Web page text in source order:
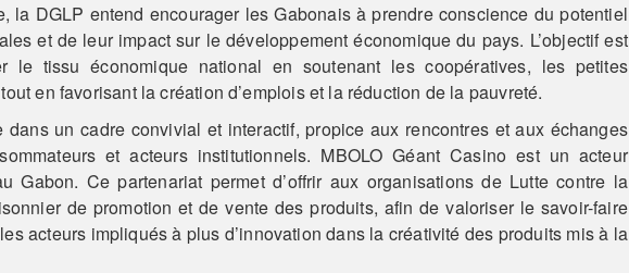
la DGLP entend encourager les Gabonais à prendre conscience du potentiel
et de leur impact sur le développement économique du pays. L’objectif est
le tissu économique national en soutenant les coopératives, les petites
en favorisant la création d’emplois et la réduction de la pauvreté.
dans un cadre convivial et interactif, propice aux rencontres et aux échanges
et acteurs institutionnels. MBOLO Géant Casino est un acteur
Gabon. Ce partenariat permet d’offrir aux organisations de Lutte contre la
de promotion et de vente des produits, afin de valoriser le savoir-faire
acteurs impliqués à plus d’innovation dans la créativité des produits mis à la